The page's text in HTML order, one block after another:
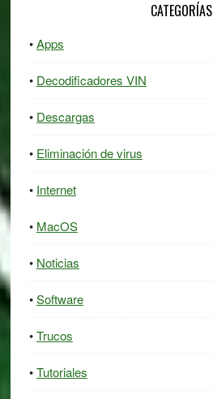
CATEGORÍAS
Apps
Decodificadores VIN
Descargas
Eliminación de virus
Internet
MacOS
Noticias
Software
Trucos
Tutoriales